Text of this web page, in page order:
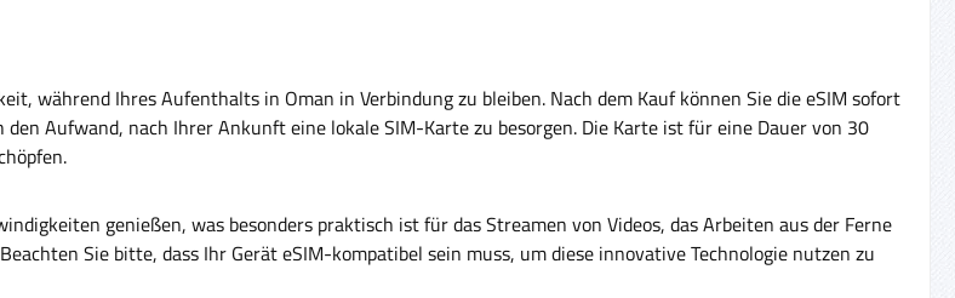
während Ihres Aufenthalts in Oman in Verbindung zu bleiben. Nach dem Kauf können Sie die eSIM sofort
Aufwand, nach Ihrer Ankunft eine lokale SIM-Karte zu besorgen. Die Karte ist für eine Dauer von 30
genießen, was besonders praktisch ist für das Streamen von Videos, das Arbeiten aus der Ferne
Sie bitte, dass Ihr Gerät eSIM-kompatibel sein muss, um diese innovative Technologie nutzen zu